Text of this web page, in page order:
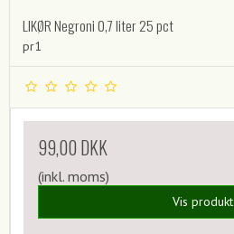
LIKØR Negroni 0,7 liter 25 pct
pr1
99,00 DKK
(inkl. moms)
Vis produkt